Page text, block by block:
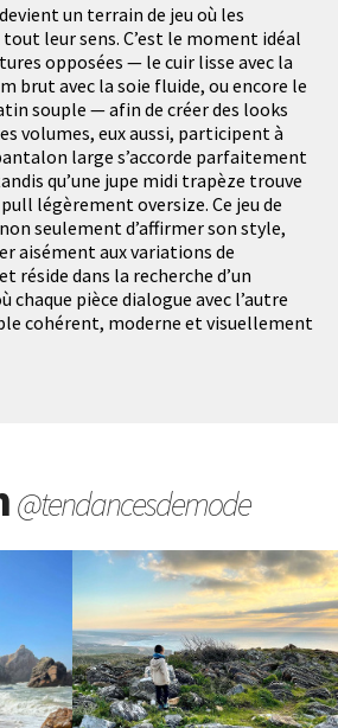
un terrain de jeu où les
leur sens. C’est le moment idéal
opposées — le cuir lisse avec la
brut avec la soie fluide, ou encore le
souple — afin de créer des looks
volumes, eux aussi, participent à
large s’accorde parfaitement
qu’une jupe midi trapèze trouve
légèrement oversize. Ce jeu de
seulement d’affirmer son style,
aisément aux variations de
réside dans la recherche d’un
pièce dialogue avec l’autre
cohérent, moderne et visuellement
@tendancesdemode